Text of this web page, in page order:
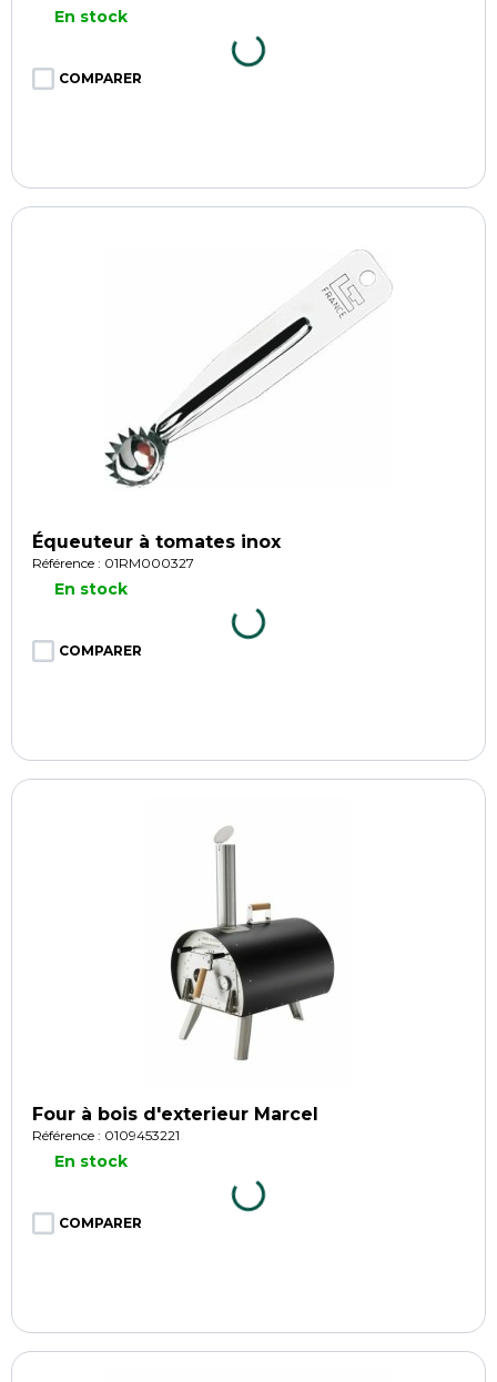
En stock
COMPARER
Équeuteur à tomates inox
Référence : 01RM000327
En stock
COMPARER
Four à bois d'exterieur Marcel
Référence : 0109453221
En stock
COMPARER